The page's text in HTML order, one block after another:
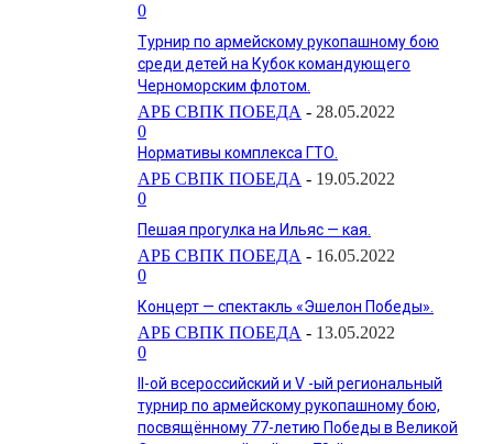
0
Турнир по армейскому рукопашному бою
среди детей на Кубок командующего
Черноморским флотом.
АРБ СВПК ПОБЕДА - 28.05.2022
0
Нормативы комплекса ГТО.
АРБ СВПК ПОБЕДА - 19.05.2022
0
Пешая прогулка на Ильяс — кая.
АРБ СВПК ПОБЕДА - 16.05.2022
0
Концерт — спектакль «Эшелон Победы».
АРБ СВПК ПОБЕДА - 13.05.2022
0
II-ой всероссийский и V -ый региональный
турнир по армейскому рукопашному бою,
посвящённому 77-летию Победы в Великой